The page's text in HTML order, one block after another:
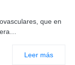
que en
Leer más